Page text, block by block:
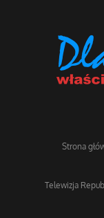
Strona
Telewizja